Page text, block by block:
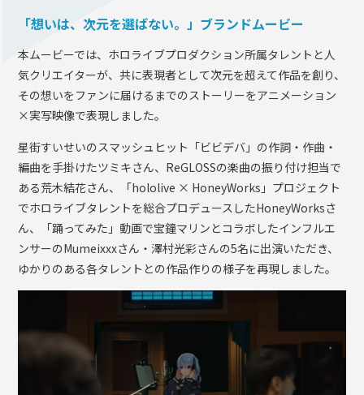
「想いは、次元を選ばない。」ブランドムービー
本ムービーでは、ホロライブプロダクション所属タレントと人
気クリエイターが、共に表現者として次元を超えて作品を創り、
その想いをファンに届けるまでのストーリーをアニメーション
×実写映像で表現しました。
星街すいせいのスマッシュヒット「ビビデバ」の作詞・作曲・
編曲を手掛けたツミキさん、ReGLOSSの楽曲の振り付け担当で
ある荒木結花さん、「hololive × HoneyWorks」プロジェクト
でホロライブタレントを総合プロデュースしたHoneyWorksさ
ん、「踊ってみた」動画で宝鐘マリンとコラボしたインフルエ
ンサーのMumeixxxさん・澤村光彩さんの5名に出演いただき、
ゆかりのある各タレントとの作品作りの様子を再現しました。